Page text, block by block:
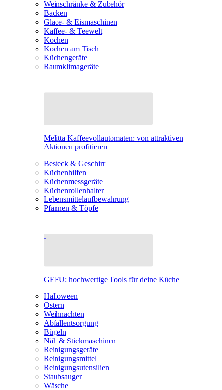
Weinschränke & Zubehör
Backen
Glace- & Eismaschinen
Kaffee- & Teewelt
Kochen
Kochen am Tisch
Küchengeräte
Raumklimageräte
Melitta Kaffeevollautomaten: von attraktiven
Aktionen profitieren
Besteck & Geschirr
Küchenhilfen
Küchenmessgeräte
Küchenrollenhalter
Lebensmittelaufbewahrung
Pfannen & Töpfe
GEFU: hochwertige Tools für deine Küche
Halloween
Ostern
Weihnachten
Abfallentsorgung
Bügeln
Näh & Stickmaschinen
Reinigungsgeräte
Reinigungsmittel
Reinigungsutensilien
Staubsauger
Wäsche